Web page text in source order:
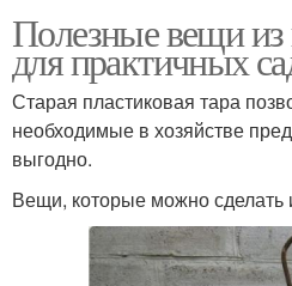
Полезные вещи
для практичных
Старая пластиковая тара
необходимые в хозяйстве
выгодно.
Вещи, которые можно сделать